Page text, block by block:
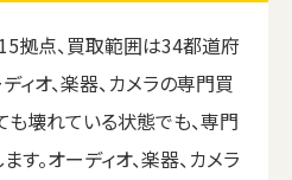
拠点、買取範囲は34都道府
ィオ、楽器、カメラの専門買
も壊れている状態でも、専門
。オーディオ、楽器、カメラ